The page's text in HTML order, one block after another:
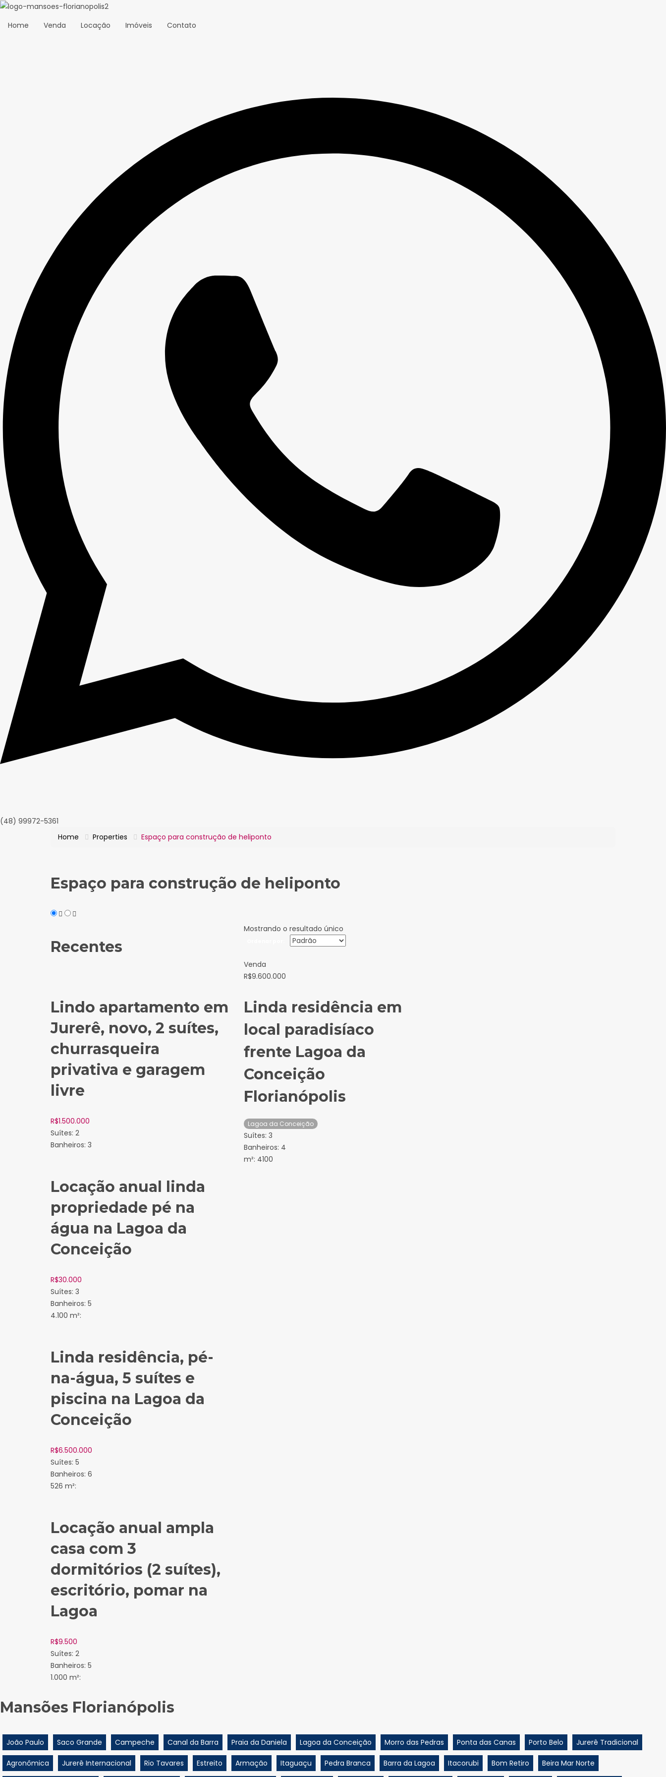
Home Venda Locação Imóveis Contato
(48) 99972-5361
Home
Properties Espaço para construção de heliponto
Espaço para construção de heliponto
Recentes
Lindo apartamento em
Jurerê, novo, 2 suítes,
churrasqueira
privativa e garagem
livre
R$1.500.000
Suítes: 2
Banheiros: 3
Locação anual linda
propriedade pé na
água na Lagoa da
Conceição
R$30.000
Suítes: 3
Banheiros: 5
4.100 m²:
Linda residência, pé-
na-água, 5 suítes e
piscina na Lagoa da
Conceição
R$6.500.000
Suítes: 5
Banheiros: 6
526 m²:
Locação anual ampla
casa com 3
dormitórios (2 suítes),
escritório, pomar na
Lagoa
R$9.500
Suítes: 2
Banheiros: 5
1.000 m²:
Mostrando o resultado único
Venda
R$9.600.000
Linda residência em
local paradisíaco
frente Lagoa da
Conceição
Florianópolis
Lagoa da Conceição
Suítes: 3
Banheiros: 4
m²: 4100
Mansões Florianópolis
João Paulo Saco Grande Campeche Canal da Barra Praia da Daniela Lagoa da Conceição Morro das Pedras Ponta das Canas Porto Belo Jurerê Tradicional
Agronômica Jurerê Internacional Rio Tavares Estreito Armação Itaguaçu Pedra Branca Barra da Lagoa Itacorubi Bom Retiro Beira Mar Norte